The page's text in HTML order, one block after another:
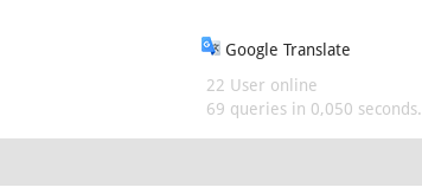
Google Translate
22 User online
69 queries in 0,050 seconds.